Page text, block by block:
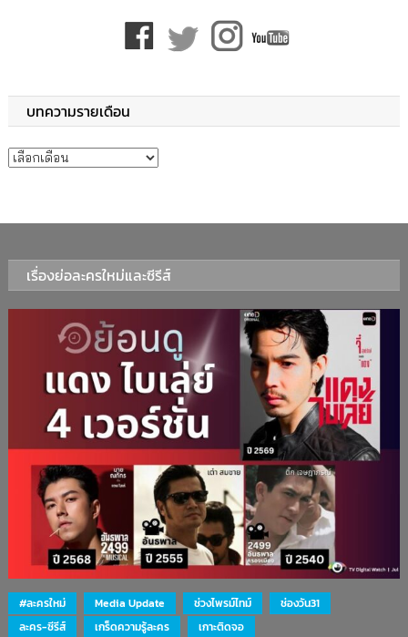
บทความรายเดือน
บทความรายเดือน
เรื่องย่อละครใหม่และซีรีส์
#ละครใหม่ Media Update ช่วงไพรม์ไทม์
ช่องวัน31
ละคร-ซีรีส์
เกร็ดความรู้ละคร เกาะติดจอ